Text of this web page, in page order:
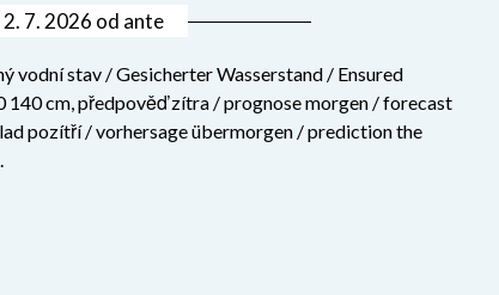
2. 7. 2026 od ante
vodní stav / Gesicherter Wasserstand / Ensured
cm, předpověď zítra / prognose morgen / forecast
pozítří / vorhersage übermorgen / prediction the